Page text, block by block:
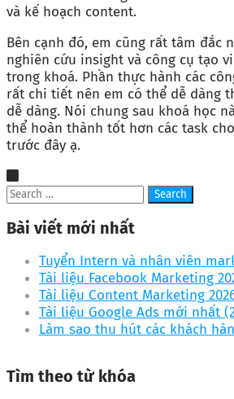
và kế hoạch content.
Bên cạnh đó, em cũng rất tâm đắc
nghiên cứu insight và công cụ tạo
trong khoá. Phần thực hành các
rất chi tiết nên em có thể dễ dàng
dễ dàng. Nói chung sau khoá học
thể hoàn thành tốt hơn các task
trước đây ạ.
Bài viết mới nhất
Tuyển Intern và nhân viên
Tài liệu Facebook Marketing
Tài liệu Content Marketing
Tài liệu Google Ads mới nhất
Làm sao thu hút các khách
Tìm theo từ khóa